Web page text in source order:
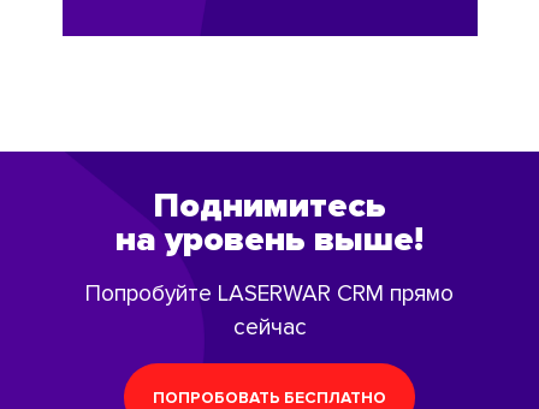
Поднимитесь
на уровень выше!
Попробуйте LASERWAR CRM прямо
сейчас
ПОПРОБОВАТЬ БЕСПЛАТНО